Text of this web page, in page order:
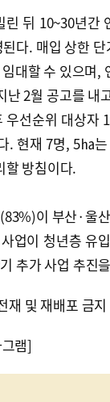
뒤 10~30년간
다. 매입 상한
대할 수 있으며,
2월 공고를 내
선순위 대상자
. 현재 7명, 5㏊
할 방침이다.
이 부산·울
업이 청년층 유
추가 사업 추진
및 재배포 금지
램]